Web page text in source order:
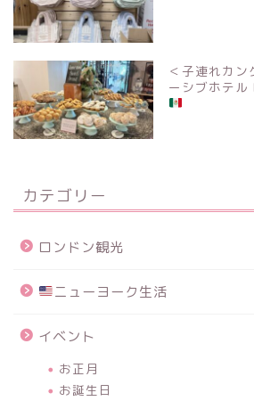
＜子連れカン
ーシブホテ
カテゴリー
ロンドン観光
ニューヨーク生活
イベント
お正月
お誕生日